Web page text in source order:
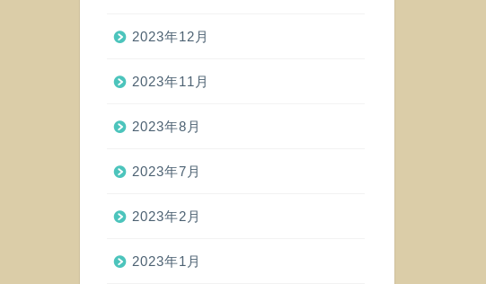
2023年12月
2023年11月
2023年8月
2023年7月
2023年2月
2023年1月